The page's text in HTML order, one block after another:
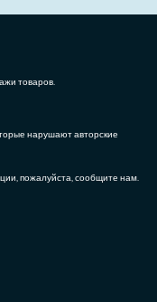
товаров.
нарушают авторские
пожалуйста, сообщите нам.